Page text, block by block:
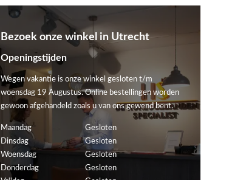
Bezoek onze winkel in Utrecht
Openingstijden
Wegen vakantie is onze winkel gesloten t/m
woensdag 19 Augustus. Online bestellingen worden
gewoon afgehandeld zoals u van ons gewend bent.
Maandag
Gesloten
Dinsdag
Gesloten
Woensdag
Gesloten
Donderdag
Gesloten